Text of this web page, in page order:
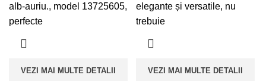
alb-auriu., model 13725605,
perfecte
VEZI MAI MULTE DETALII
elegante și versatile, nu
trebuie
VEZI MAI MULTE DETALII